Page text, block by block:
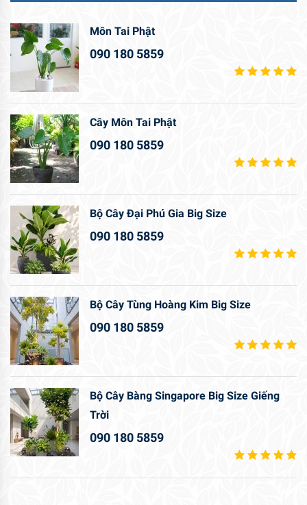
Môn Tai Phật
090 180 5859
Cây Môn Tai Phật
090 180 5859
Bộ Cây Đại Phú Gia Big Size
090 180 5859
Bộ Cây Tùng Hoàng Kim Big Size
090 180 5859
Bộ Cây Bàng Singapore Big Size Giếng
Trời
090 180 5859